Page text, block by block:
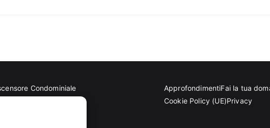
Condominiale
ApprofondimentiFai la tua
Cookie Policy (UE)Privacy